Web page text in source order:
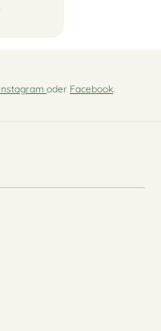
Instagram oder Facebook